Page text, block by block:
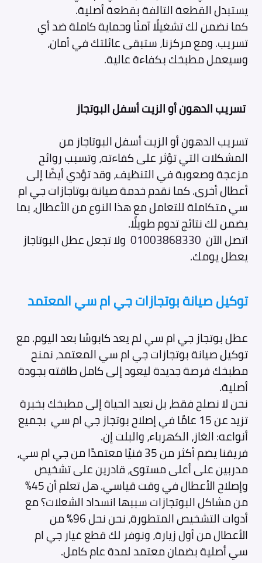
يستبدل القطعة التالفة بقطعة أصلية.
كما نضمن لك تشغيلًا آمنًا وحماية كاملة ضد أي
تسريب. ومع مركزنا، ستبقى عائلتك في أمان،
وسيعمل مطبخك بكفاءة عالية.
تسريب الدهون أو الزيت أسفل البوتجاز
تسريب الدهون أو الزيت أسفل البوتاجاز من
المشكلات التي تؤثر على كفاءته، وتسبب روائح
مزعجة وصعوبة في التنظيف، وقد تؤدي أيضًا إلى
أعطال أخرى. كما نقدم خدمة صيانة بوتاجازات جي ام
سي متكاملة للتعامل مع هذا النوع من الأعطال، بما
يضمن لك نتائج تدوم طويلًا.
اتصل الآن 01003868330 ولا تجعل عطل البوتاجاز
يعطل يومك.
توكيل صيانة بوتجازات جي ام سي المعتمد
عطل بوتجاز جي ام سي لم يعد كابوسًا بعد اليوم. مع
توكيل صيانة بوتجازات جي ام سي المعتمد، نمنح
مطبخك فرصة جديدة ليعود إلى كامل طاقته بجودة
أصلية.
نحن لا نصلح فقط، بل نعيد الحياة إلى مطبخك بخبرة
تزيد عن 15 عامًا في إصلاح بوتجاز جي ام سي بجميع
أنواعه: الغاز، الكهرباء، والبلت إن.
فريقنا يضم أكثر من 35 فنيًا معتمدًا من جي ام سي،
مدربين على أعلى مستوى، قادرين على تشخيص
وإصلاح الأعطال في وقت قياسي. هل تعلم أن 45%
من مشاكل البوتجازات سببها انسداد الشعلات؟ مع
أدوات التشخيص المتطورة، نحن نحل 96% من
الأعطال من أول زيارة، ونوفر لك قطع غيار جي ام
سي أصلية بضمان معتمد لمدة عام كامل.